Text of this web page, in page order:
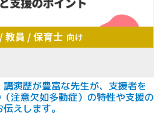
演歴が豊富な先生が、支援者を
注意欠如多動症）の特性や支援の
えします。